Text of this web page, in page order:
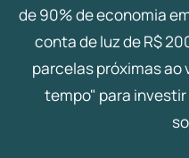
de 90% de economia
conta de luz de R$
parcelas próximas ao
tempo" para